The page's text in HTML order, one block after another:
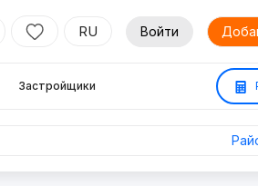
RU Войти
Застройщики